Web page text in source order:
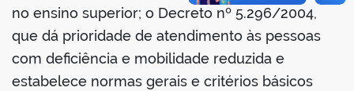
no ensino superior; o Decreto nº 5.296/2004,
que dá prioridade de atendimento às pessoas
com deficiência e mobilidade reduzida e
estabelece normas gerais e critérios básicos